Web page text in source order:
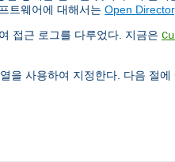
트웨어에 대해서는 Open
접근 로그를 다루었다. 지금은
을 사용하여 지정한다. 다음 절